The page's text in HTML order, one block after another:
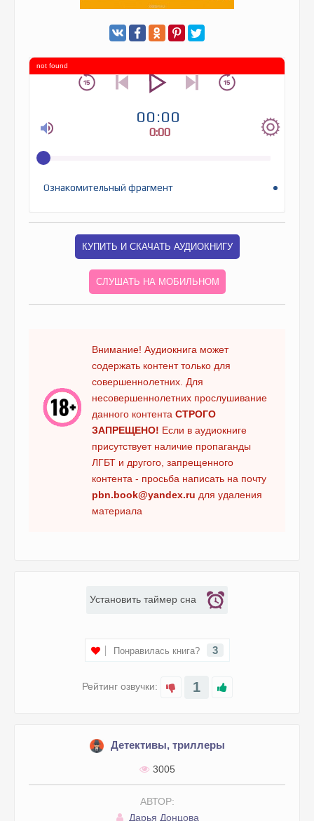
00:00
0:00
Ознакомительный фрагмент
not found
КУПИТЬ И СКАЧАТЬ АУДИОКНИГУ
СЛУШАТЬ НА МОБИЛЬНОМ
Внимание! Аудиокнига может
содержать контент только для
совершеннолетних. Для
несовершеннолетних прослушивание
данного контента СТРОГО
ЗАПРЕЩЕНО! Если в аудиокниге
присутствует наличие пропаганды
ЛГБТ и другого, запрещенного
контента - просьба написать на почту
pbn.book@yandex.ru для удаления
материала
Рейтинг озвучки: 1
Понравилась книга? 3
Установить таймер сна
Детективы, триллеры
3005
АВТОР:
Дарья Донцова